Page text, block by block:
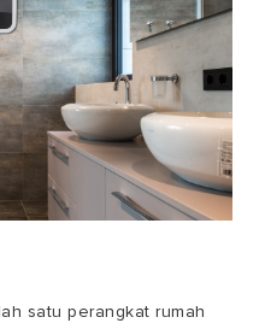
satu perangkat rumah